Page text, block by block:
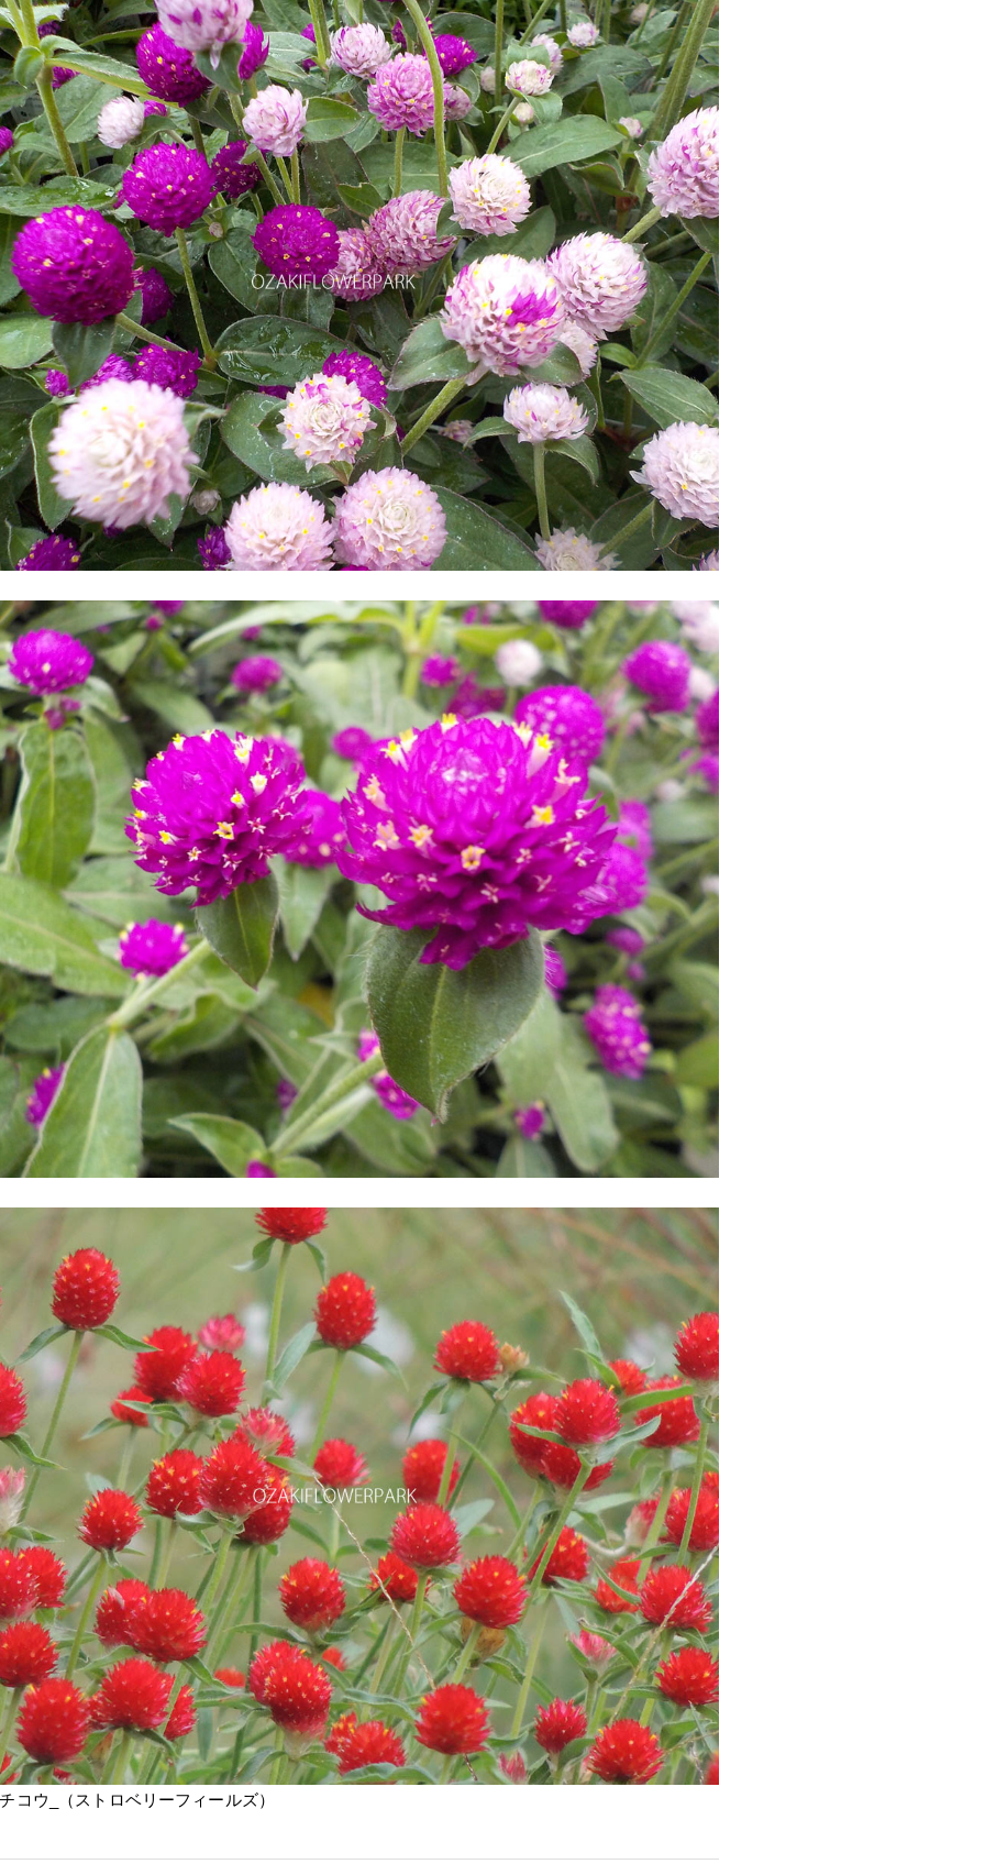
コウ_（ストロベリーフィールズ）